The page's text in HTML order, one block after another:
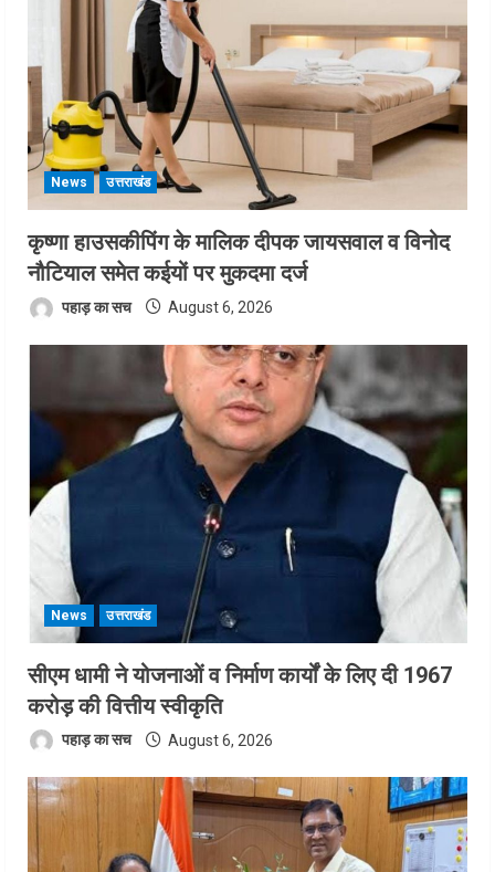
News उत्तराखंड
कृष्णा हाउसकीपिंग के मालिक दीपक जायसवाल व विनोद
नौटियाल समेत कईयों पर मुकदमा दर्ज
पहाड़ का सच August 6, 2026
News उत्तराखंड
सीएम धामी ने योजनाओं व निर्माण कार्यों के लिए दी 1967
करोड़ की वित्तीय स्वीकृति
पहाड़ का सच August 6, 2026